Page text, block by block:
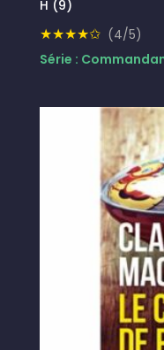
H (9)
★★★★✩ (4/5)
Série :